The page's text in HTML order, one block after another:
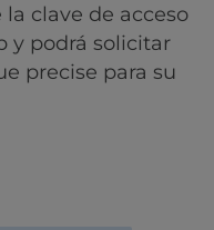
clave de acceso
y podrá solicitar
precise para su